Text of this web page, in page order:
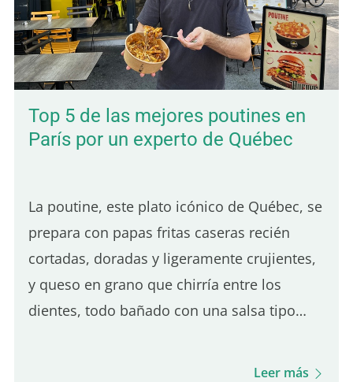
Top 5 de las mejores poutines en
París por un experto de Québec
La poutine, este plato icónico de Québec, se
prepara con papas fritas caseras recién
cortadas, doradas y ligeramente crujientes,
y queso en grano que chirría entre los
dientes, todo bañado con una salsa tipo
estos tres ingredientes lo que define una
Leer más